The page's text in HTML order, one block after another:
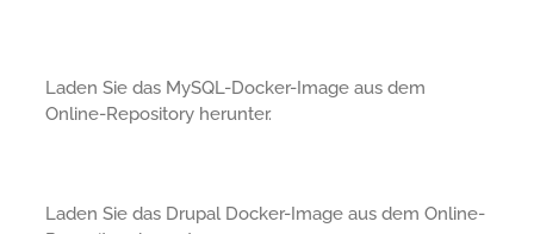
Laden Sie das MySQL-Docker-Image aus dem
Online-Repository herunter.
Laden Sie das Drupal Docker-Image aus dem Online-